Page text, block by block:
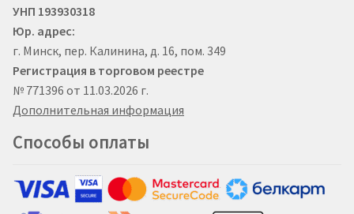
УНП 193930318
Юр. адрес:
г. Минск, пер. Калинина, д. 16, пом. 349
Регистрация в торговом реестре
№ 771396 от 11.03.2026 г.
Дополнительная информация
Способы оплаты